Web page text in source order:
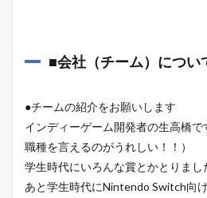
■会社（チーム）につい
●チームの紹介をお願いします
インディーゲーム開発者の生高橋
職種を言えるのがうれしい！！）
学生時代にいろんな賞とかとりまし
あと学生時代にNintendo Switch向